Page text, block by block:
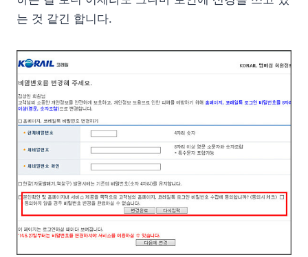
는 것 같긴 합니다.